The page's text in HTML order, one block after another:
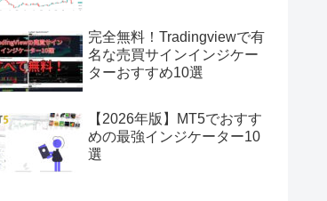
完全無料！Tradingviewで有
名な売買サインインジケー
ターおすすめ10選
【2026年版】MT5でおすす
めの最強インジケーター10
選